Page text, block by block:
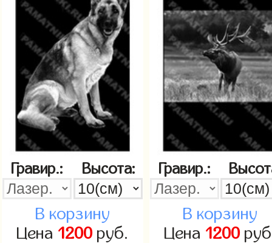
Гравир.: Высота:
В корзину
Цена 1200руб.
Гравир.:
В корзину
Цена 1200